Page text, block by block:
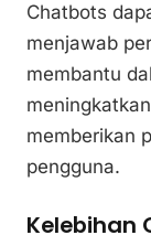
Chatbots
menjawab
membantu
memberikan
pengguna.
Kelebihan